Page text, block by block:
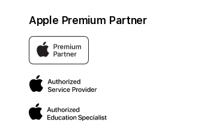
Apple Premium Partner